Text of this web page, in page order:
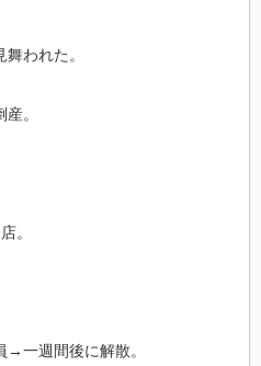
われた。
。
。
→一週間後に解散。